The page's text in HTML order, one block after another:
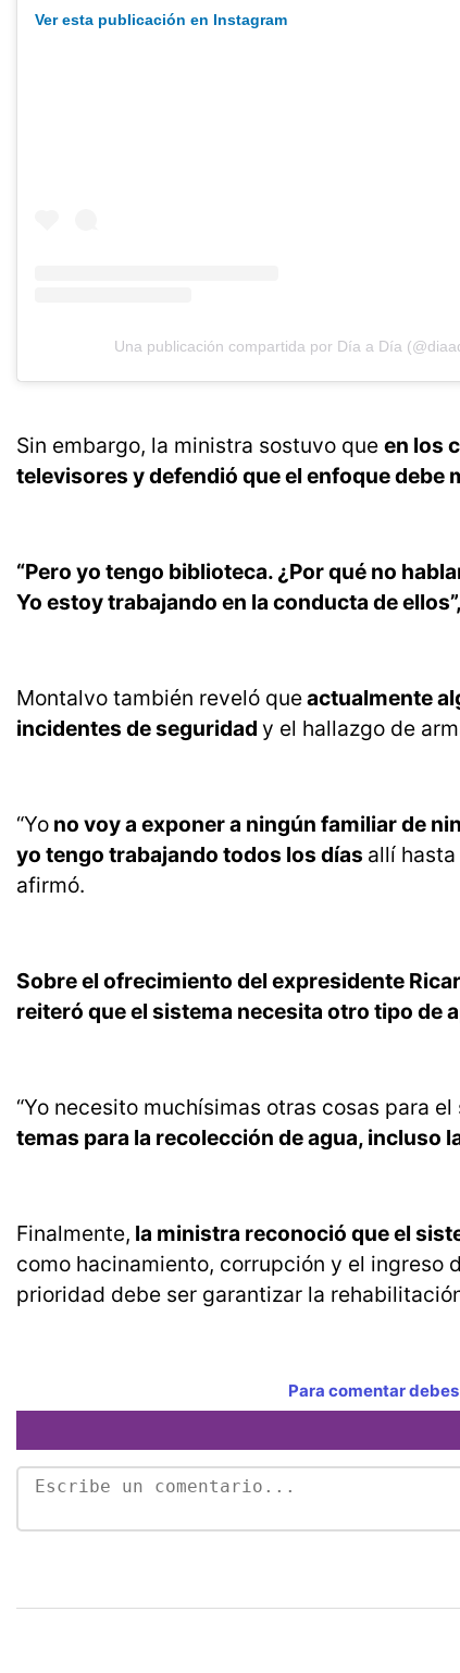
Ver esta publicación en Instagram
Una publicación compartida por Día a Día
Sin embargo, la ministra sostuvo que en los
televisores y defendió que el enfoque
“Pero yo tengo biblioteca. ¿Por qué no
Yo estoy trabajando en la conducta de ellos”,
Montalvo también reveló queactualmente
incidentes de seguridad y el hallazgo de
“Yo no voy a exponer a ningún familiar de
yo tengo trabajando todos los días allí
afirmó.
Sobre el ofrecimiento del expresidente
reiteró que el sistema necesita otro tipo de
“Yo necesito muchísimas otras cosas para el
temas para la recolección de agua, incluso
Finalmente, la ministra reconoció que el
como hacinamiento, corrupción y el ingreso
prioridad debe ser garantizar la
Para comentar